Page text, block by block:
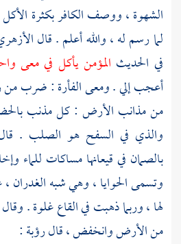
الشهوة ، ووصف الكافر بكثرة
لما رسم له ، والله أعلم . قال
في الحديث المؤمن يأكل في معى
أعجب إلي . ومعى الفأرة : ضرب من
من مذانب الأرض : كل مذنب
والذي في السفح هو الصلب .
بالصمان في قيعانها مساكات للماء
وتسمى الحوايا ، وهي شبه الغدران
لها ، وربما ذهبت في القاع غلوة . وقال
من الأرض وانخفض ، قالرؤبة: